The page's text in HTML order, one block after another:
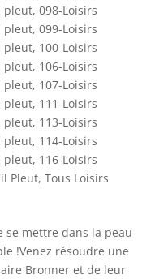
pleut, 098-Loisirs
pleut, 099-Loisirs
pleut, 100-Loisirs
pleut, 106-Loisirs
pleut, 107-Loisirs
pleut, 111-Loisirs
pleut, 113-Loisirs
pleut, 114-Loisirs
pleut, 116-Loisirs
Pleut, Tous Loisirs
se mettre dans la peau
!Venez résoudre une
Bronner et de leur